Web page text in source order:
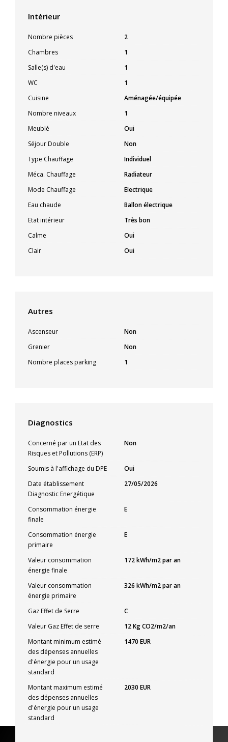
Intérieur
Nombre pièces
2
Chambres
1
Salle(s) d'eau
1
WC
1
Cuisine
Aménagée/équipée
Nombre niveaux
1
Meublé
Oui
Séjour Double
Non
Type Chauffage
Individuel
Méca. Chauffage
Radiateur
Mode Chauffage
Electrique
Eau chaude
Ballon électrique
Etat intérieur
Très bon
Calme
Oui
Clair
Oui
Autres
Ascenseur
Non
Grenier
Non
Nombre places parking
1
Diagnostics
Concerné par un Etat des
Risques et Pollutions (ERP)
Non
Soumis à l'affichage du DPE
Oui
Date établissement
Diagnostic Energétique
27/05/2026
Consommation énergie
finale
E
Consommation énergie
primaire
E
Valeur consommation
énergie finale
172 kWh/m2 par an
Valeur consommation
énergie primaire
326 kWh/m2 par an
Gaz Effet de Serre
C
Valeur Gaz Effet de serre
12 Kg CO2/m2/an
Montant minimum estimé
des dépenses annuelles
d'énergie pour un usage
standard
1470 EUR
Montant maximum estimé
des dépenses annuelles
d'énergie pour un usage
standard
2030 EUR